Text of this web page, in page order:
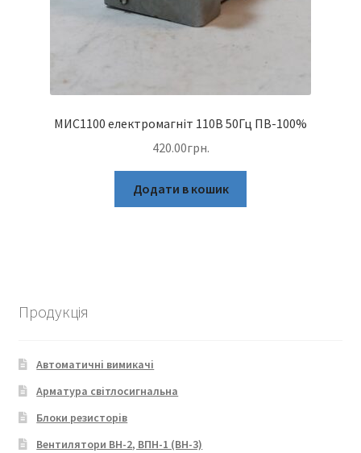
МИС1100 електромагніт 110В 50Гц ПВ-100%
420.00грн.
Додати в кошик
Продукція
Автоматичні вимикачі
Арматура світлосигнальна
Блоки резисторів
Вентилятори ВН-2, ВПН-1 (ВН-3)